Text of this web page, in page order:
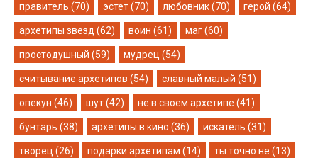
правитель (70) эстет (70) любовник (70) герой (64)
архетипы звезд (62) воин (61) маг (60)
простодушный (59) мудрец (54)
считывание архетипов (54) славный малый (51)
опекун (46) шут (42) не в своем архетипе (41)
бунтарь (38) архетипы в кино (36) искатель (31)
творец (26) подарки архетипам (14) ты точно не (13)